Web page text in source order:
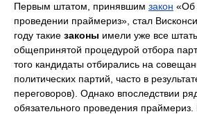
Первым штатом, принявшим закон «Об
проведении праймериз», стал
году такие законы имели уже все
общепринятой процедурой отбора
того кандидаты отбирались на
политических партий, часто в
переговоров). Однако впоследствии
обязательного проведения праймериз.